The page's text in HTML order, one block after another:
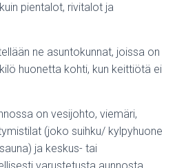
pientalot, rivitalot ja
ne asuntokunnat, joissa on
huonetta kohti, kun keittiötä ei
on vesijohto, viemäri,
(joko suihku/ kylpyhuone
ja keskus- tai